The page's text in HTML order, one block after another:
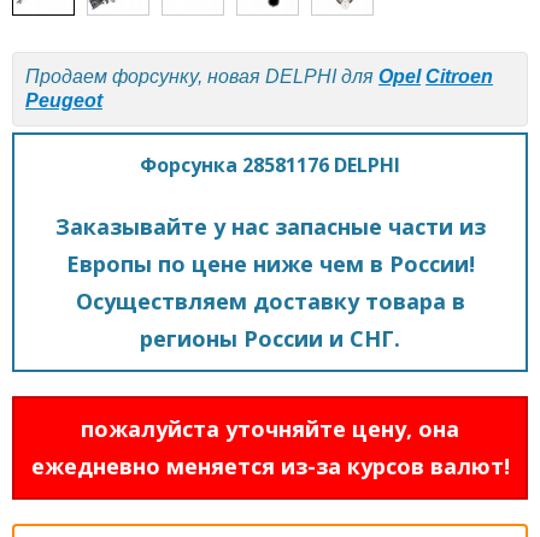
Продаем форсунку, новая DELPHI для Opel Citroen
Peugeot
Форсунка 28581176 DELPHI
Заказывайте у нас запасные части из
Европы по цене ниже чем в России!
Осуществляем доставку товара в
регионы России и СНГ.
пожалуйста уточняйте цену, она
ежедневно меняется из-за курсов валют!